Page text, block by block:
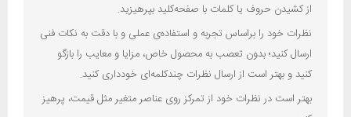
از کشیدن حروف یا کلمات با صفحه‌کلید بپرهیزید.
نظرات خود را براساس تجربه و استفاده‌ی عملی و با دقت به نکات فنی
ارسال کنید؛ بدون تعصب به محصول خاص، مزایا و معایب را بازگو
کنید و بهتر است از ارسال نظرات چندکلمه‌‌ای خودداری کنید.
بهتر است در نظرات خود از تمرکز روی عناصر متغیر مثل قیمت، پرهیز